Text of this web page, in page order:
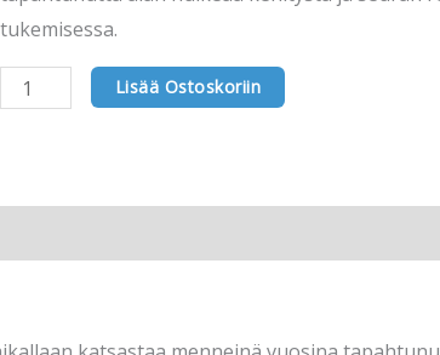
tukemisessa.
Lisää Ostoskoriin